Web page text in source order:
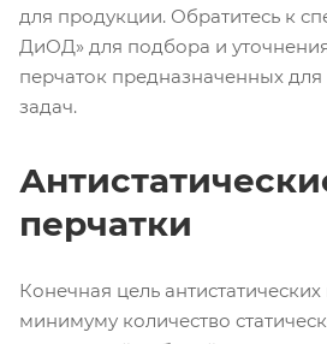
для продукции. Обратитесь к
ДиОД» для подбора и
перчаток предназначенных
задач.
перчатки
Конечная цель
минимуму количество